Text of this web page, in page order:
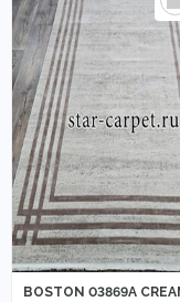
BOSTON 03869A